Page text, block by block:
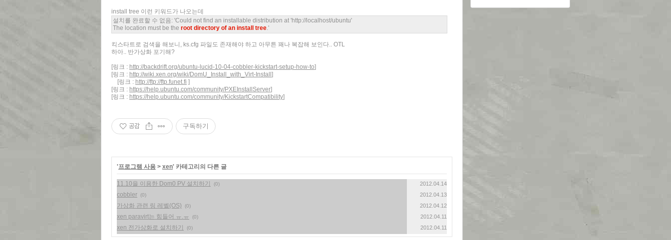
install tree 이런 키워드가 나오는데
설치를 완료할 수 없음: 'Could not find an installable distribution at 'http://localhost/ubuntu'
The location must be the root directory of an install tree.'
킥스타트로 검색을 해보니, ks.cfg 파일도 존재해야 하고 아무튼 꽤나 복잡해 보인다.. OTL
하아.. 반가상화 포기해?
[링크 : http://backdrift.org/ubuntu-lucid-10-04-cobbler-kickstart-setup-how-to]
[링크 : http://wiki.xen.org/wiki/DomU_Install_with_Virt-Install ]
[링크 : http://ftp://ftp.funet.fi ]
[링크 : https://help.ubuntu.com/community/PXEInstallServer]
[링크 : https://help.ubuntu.com/community/KickstartCompatibility]
공감 구독하기
'프로그램 사용 > xen' 카테고리의 다른 글
11.10을 이용한 Dom0 PV 설치하기 (0) 2012.04.14
cobbler (0) 2012.04.13
가상화 관련 링 레벨(OS) (0) 2012.04.12
xen paravirt는 힘들어 ㅠ.ㅠ (0) 2012.04.11
xen 전가상화로 설치하기 (0) 2012.04.11